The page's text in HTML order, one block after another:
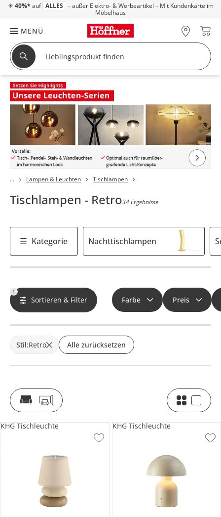
☀ 40%* auf ALLES – außer Elektro- & Werbeartikel – Mit Kundenkarte im
Möbelhaus
MENÜ
Lampen & Leuchten Tischlampen
Tischlampen - Retro34 Ergebnisse
Kategorie Nachttischlampen
1
Sortieren & Filter Farbe Preis
Stil:Retro Alle zurücksetzen
KHG Tischleuchte KHG Tischleuchte